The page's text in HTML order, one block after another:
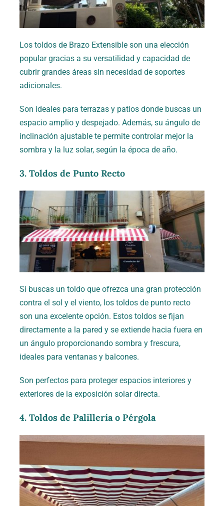
Los toldos de Brazo Extensible son una elección
popular gracias a su versatilidad y capacidad de
cubrir grandes áreas sin necesidad de soportes
adicionales.
Son ideales para terrazas y patios donde buscas un
espacio amplio y despejado. Además, su ángulo de
inclinación ajustable te permite controlar mejor la
sombra y la luz solar, según la época de año.
3. Toldos de Punto Recto
Si buscas un toldo que ofrezca una gran protección
contra el sol y el viento, los toldos de punto recto
son una excelente opción. Estos toldos se fijan
directamente a la pared y se extiende hacia fuera en
un ángulo proporcionando sombra y frescura,
ideales para ventanas y balcones.
Son perfectos para proteger espacios interiores y
exteriores de la exposición solar directa.
4. Toldos de Palillería o Pérgola